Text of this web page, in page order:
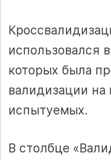
использовался
которых была
валидизации
испытуемых.
В столбце